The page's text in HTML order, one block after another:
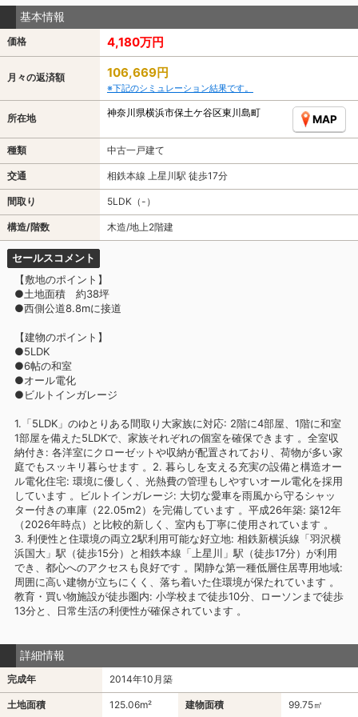
基本情報
価格 4,180万円
月々の返済額 106,669円
※下記のシミュレーション結果です。
所在地 神奈川県横浜市保土ケ谷区東川島町
MAP
種類 中古一戸建て
交通 相鉄本線 上星川駅 徒歩17分
間取り 5LDK（-）
構造/階数 木造/地上2階建
セールスコメント
【敷地のポイント】
●土地面積 約38坪
●西側公道8.8mに接道
【建物のポイント】
●5LDK
●6帖の和室
●オール電化
●ビルトインガレージ
1.「5LDK」のゆとりある間取り大家族に対応: 2階に4部屋、1階に和室
1部屋を備えた5LDKで、家族それぞれの個室を確保できます 。全室収
納付き: 各洋室にクローゼットや収納が配置されており、荷物が多い家
庭でもスッキリ暮らせます 。2. 暮らしを支える充実の設備と構造オー
ル電化住宅: 環境に優しく、光熱費の管理もしやすいオール電化を採用
しています 。ビルトインガレージ: 大切な愛車を雨風から守るシャッ
ター付きの車庫（22.05m2）を完備しています 。平成26年築: 築12年
（2026年時点）と比較的新しく、室内も丁寧に使用されています 。
3. 利便性と住環境の両立2駅利用可能な好立地: 相鉄新横浜線「羽沢横
浜国大」駅（徒歩15分）と相鉄本線「上星川」駅（徒歩17分）が利用
でき、都心へのアクセスも良好です 。閑静な第一種低層住居専用地域:
周囲に高い建物が立ちにくく、落ち着いた住環境が保たれています 。
教育・買い物施設が徒歩圏内: 小学校まで徒歩10分、ローソンまで徒歩
13分と、日常生活の利便性が確保されています 。
詳細情報
完成年 2014年10月築
土地面積 125.06m² 建物面積 99.75㎡